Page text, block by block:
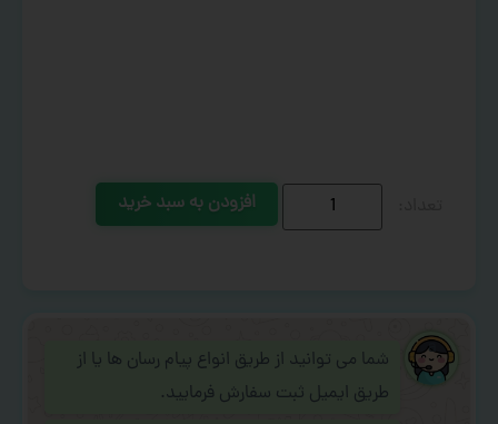
افزودن به سبد خرید
شما می توانید از طریق انواع پیام رسان ها یا از
طریق ایمیل ثبت سفارش فرمایید.